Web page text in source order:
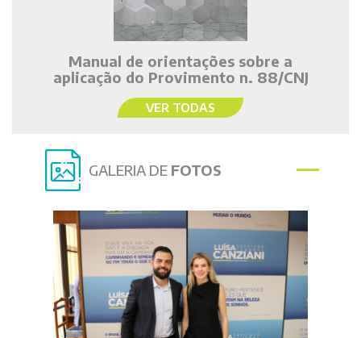
Manual de orientações sobre a
aplicação do Provimento n. 88/CNJ
VER TODAS
GALERIA DE FOTOS